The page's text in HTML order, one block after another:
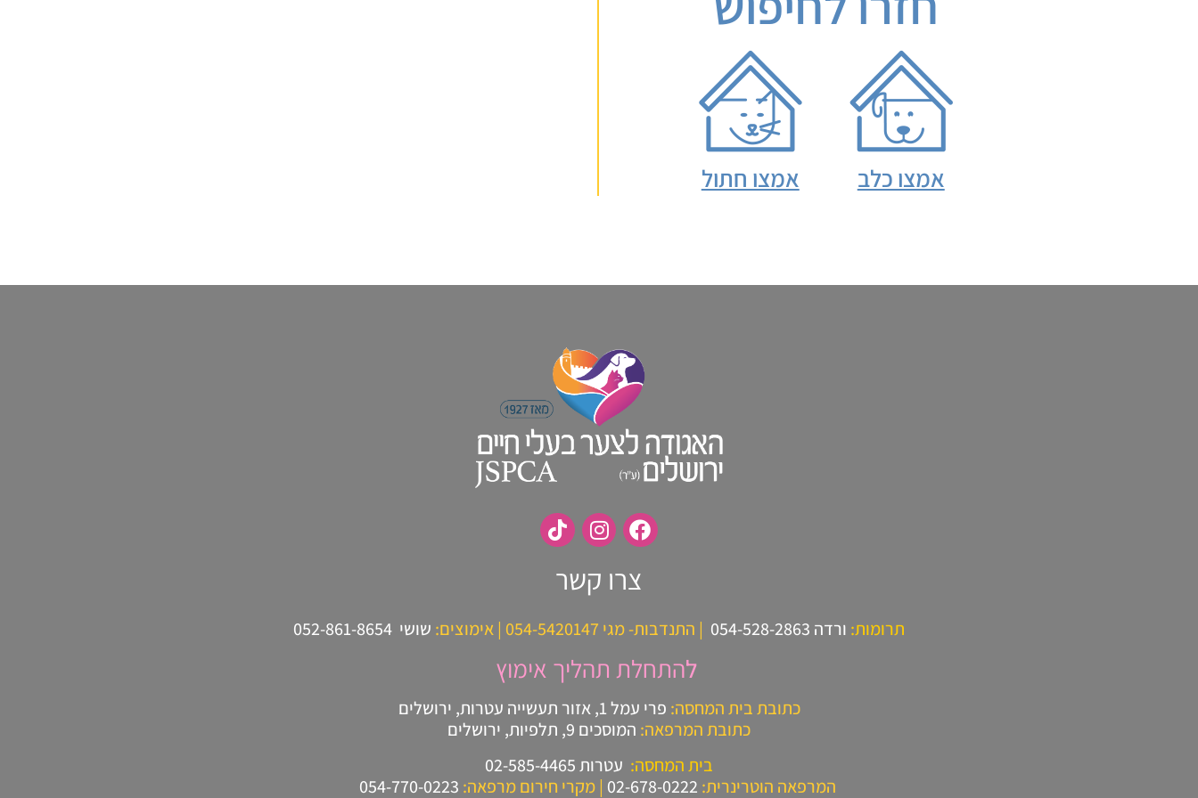
אמצו כלב אמצו חתול
צרו קשר
תרומות: ורדה 054-528-2863 | התנדבות- מגי 054-5420147 | אימוצים: שושי 052-861-8654
להתחלת תהליך אימוץ
כתובת בית המחסה: פרי עמל 1, אזור תעשייה עטרות, ירושלים
כתובת המרפאה: המוסכים 9, תלפיות, ירושלים
בית המחסה: עטרות 02-585-4465
המרפאה הוטרינרית:
| מקרי חירום מרפאה: 054-770-0223